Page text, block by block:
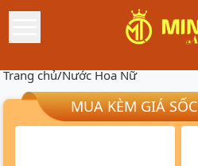
Trang chủ/Nước Hoa Nữ
MUA KÈM GIÁ SỐC